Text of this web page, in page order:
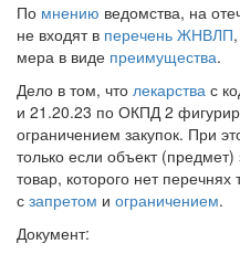
По мнению ведомства, на
не входят в перечень ЖНВЛП
мера в виде преимущества.
Дело в том, что лекарства с
и 21.20.23 по ОКПД 2
ограничением закупок. При
только если объект
товар, которого нет перечнях
с запретом и ограничением.
Документ: